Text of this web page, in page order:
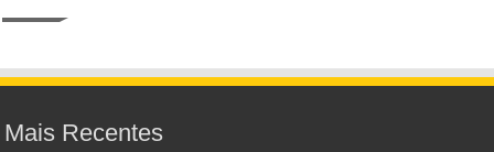
Mais Recentes